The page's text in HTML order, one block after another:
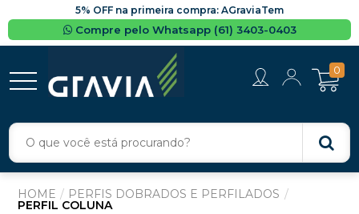
5% OFF na primeira compra: AGraviaTem
Compre pelo Whatsapp (61) 3403-0403
0
PERFIS DOBRADOS E PERFILADOS
PERFIL COLUNA